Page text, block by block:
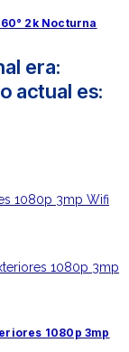
2k Nocturna
era:
actual es:
1080p 3mp